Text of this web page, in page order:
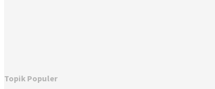
Topik Populer